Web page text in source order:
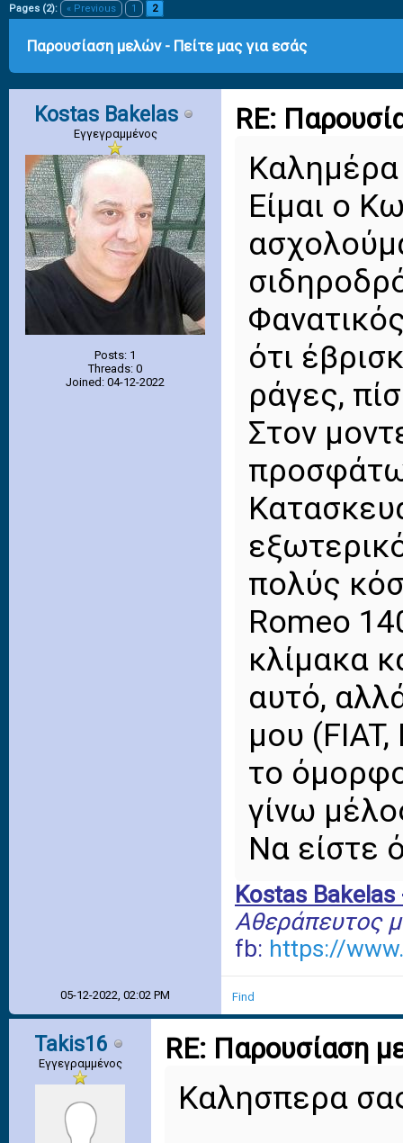
Pages (2): « Previous 1 2
Παρουσίαση μελών - Πείτε μας για εσάς
Kostas Bakelas
Εγγεγραμμένος
Posts: 1
Threads: 0
Joined: 04-12-2022
RE:
Είμαι ο
ότι
ράγες,
Στον
πολύς
Romeo
κλίμακα
αυτό,
μου
το
γίνω
Να είστε
Kostas
Aθεράπευτος
fb: https://
05-12-2022, 02:02 PM Find
Takis16
Εγγεγραμμένος RE: Παρουσίαση
Καλησπερα